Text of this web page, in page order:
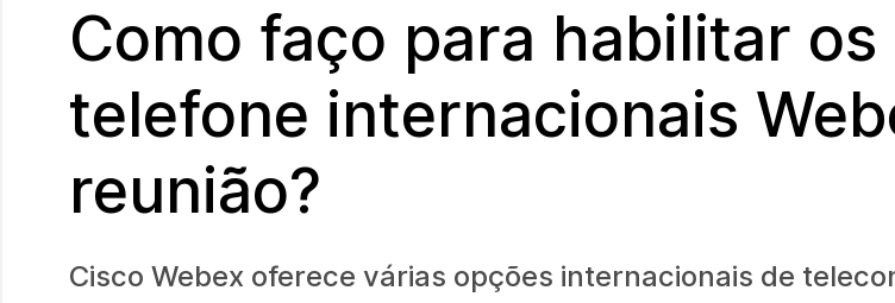
Como faço para habilitar
telefone internacionais
reunião?
Cisco Webex oferece várias opções internacionais de